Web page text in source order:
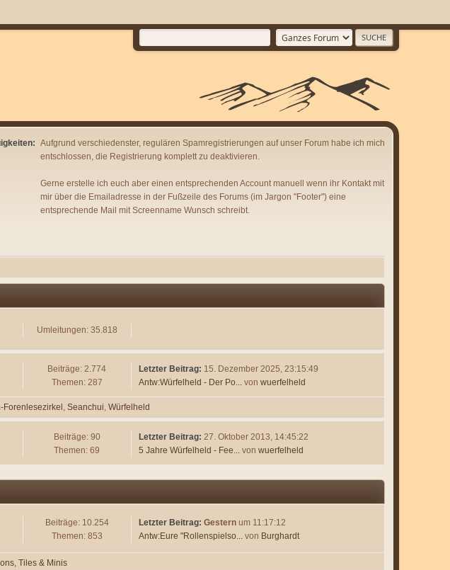
Aufgrund verschiedenster, regulären Spamregistrierungen auf unser Forum habe ich mich
entschlossen, die Registrierung komplett zu deaktivieren.
Gerne erstelle ich euch aber einen entsprechenden Account manuell wenn ihr Kontakt mit
mir über die Emailadresse in der Fußzeile des Forums (im Jargon "Footer") eine
entsprechende Mail mit Screenname Wunsch schreibt.
Umleitungen: 35.818
Beiträge: 2.774
Themen: 287
Letzter Beitrag: 15. Dezember 2025, 23:15:49
Antw:Würfelheld - Der Po...von wuerfelheld
Seanchui Würfelheld
Beiträge: 90
Themen: 69
Letzter Beitrag: 27. Oktober 2013, 14:45:22
5 Jahre Würfelheld - Fee...von wuerfelheld
Beiträge: 10.254
Themen: 853
Letzter Beitrag: Gesternum 11:17:12
Antw:Eure "Rollenspielso...von Burghardt
Tiles & Minis